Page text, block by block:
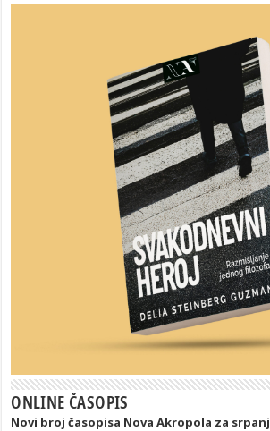
ONLINE ČASOPIS
Novi broj časopisa Nova Akropola za srpanj